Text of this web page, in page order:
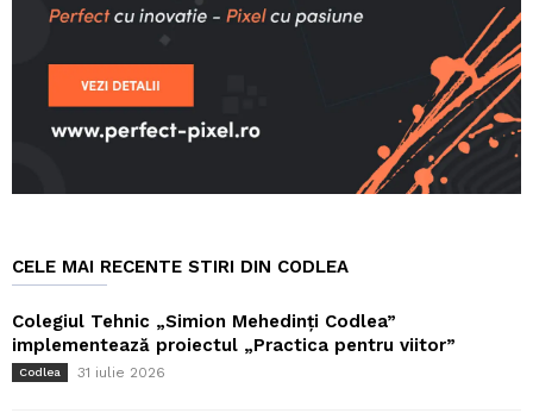
CELE MAI RECENTE STIRI DIN CODLEA
Colegiul Tehnic „Simion Mehedinți Codlea”
implementează proiectul „Practica pentru viitor”
Codlea 31 iulie 2026